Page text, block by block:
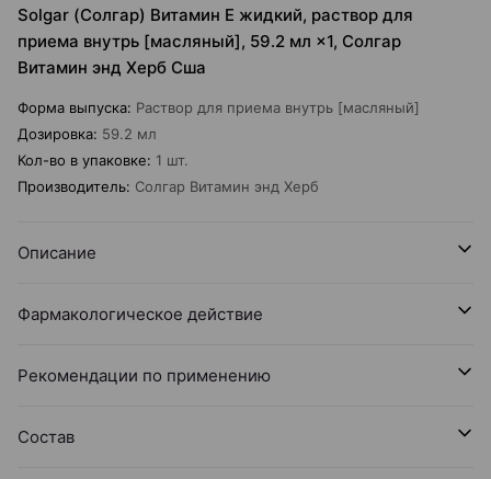
Solgar (Солгар) Витамин Е жидкий, раствор для
приема внутрь [масляный], 59.2 мл ×1, Солгар
Витамин энд Херб Сша
Форма выпуска: Раствор для приема внутрь [масляный]
Дозировка: 59.2 мл
Кол-во в упаковке: 1 шт.
Производитель: Солгар Витамин энд Херб
Описание
Фармакологическое действие
Рекомендации по применению
Состав